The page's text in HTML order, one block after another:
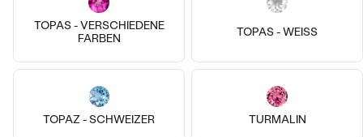
TOPAS - VERSCHIEDENE
FARBEN
TOPAS - WEISS
TOPAZ - SCHWEIZER TURMALIN